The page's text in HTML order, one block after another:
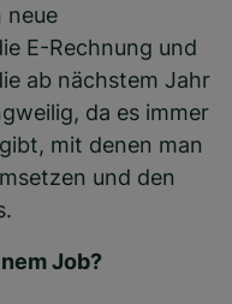
neue
E-Rechnung und
ab nächstem Jahr
da es immer
mit denen man
und den
Job?